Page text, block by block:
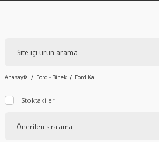
Anasayfa Ford - Binek Ford Ka
Stoktakiler